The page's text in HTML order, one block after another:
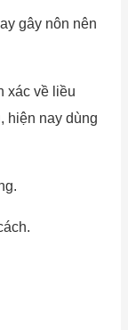
gây nôn nên
xác về liều
hiện nay dùng